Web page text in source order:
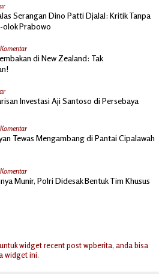
Serangan Dino Patti Djalal: Kritik Tanpa
olok Prabowo
di New Zealand: Tak
Investasi Aji Santoso di Persebaya
Tewas Mengambang di Pantai Cipalawah
Munir, Polri Didesak Bentuk Tim Khusus
widget recent post wpberita, anda bisa
widget ini.